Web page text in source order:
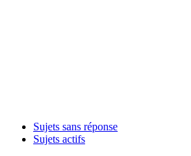
Sujets sans réponse
Sujets actifs